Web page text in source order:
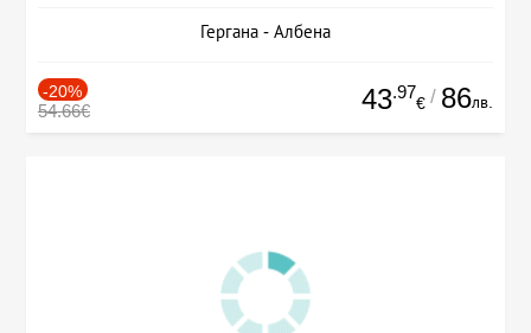
Гергана - Албена
-20%
54.66€ 43.97
€ / 86лв.